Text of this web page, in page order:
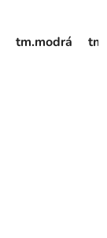
tm.modrá